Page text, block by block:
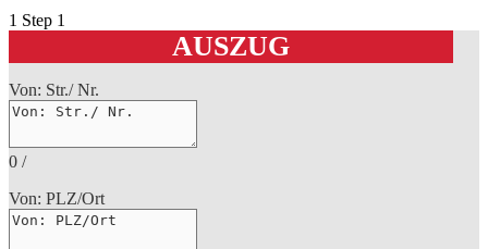
1 Step 1
AUSZUG
Von: Str./ Nr.
0 /
Von: PLZ/Ort